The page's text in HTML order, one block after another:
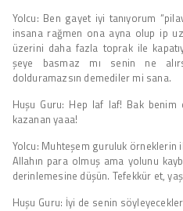
Yolcu: Ben gayet iyi tanıyorum
insana rağmen ona ayna olup ip
üzerini daha fazla toprak ile
şeye basmaz mı senin ne
dolduramazsın demediler mi sana.
Huşu Guru: Hep laf laf! Bak
kazanan yaaa!
Yolcu: Muhteşem guruluk
Allahın para olmuş ama yolunu
derinlemesine düşün. Tefekkür et,
Huşu Guru: İyi de senin